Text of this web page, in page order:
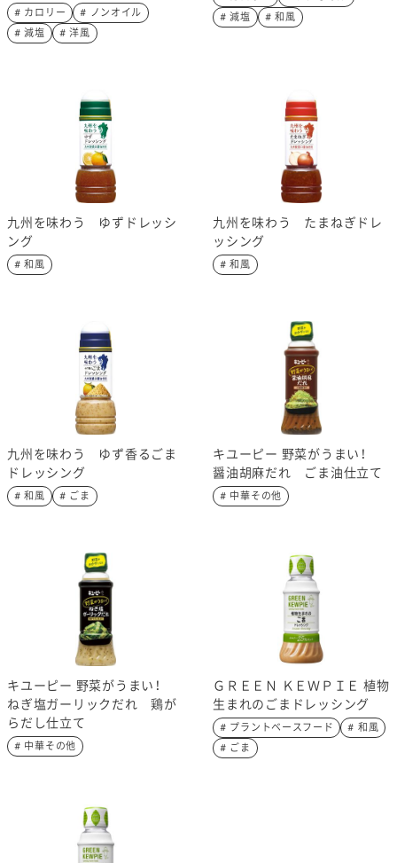
# カロリー
# ノンオイル
# 減塩
# 洋風
# 減塩
# 和風
九州を味わう ゆずドレッシ
ング
# 和風
九州を味わう たまねぎドレ
ッシング
# 和風
九州を味わう ゆず香るごま
ドレッシング
# 和風 # ごま
キユーピー 野菜がうまい！
醤油胡麻だれ ごま油仕立て
# 中華その他
キユーピー 野菜がうまい！
ねぎ塩ガーリックだれ 鶏が
らだし仕立て
# 中華その他
ＧＲＥＥＮ ＫＥＷＰＩＥ 植物
生まれのごまドレッシング
# プラントベースフード
# 和風
# ごま